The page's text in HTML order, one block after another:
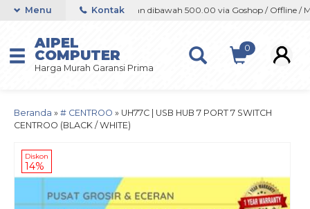
/ Marketplace Orderan dibawah 500.00 via Goshop / Offline /
Menu Kontak
AIPEL
COMPUTER
Harga Murah Garansi Prima
0
Beranda » # CENTROO » UH77C | USB HUB 7 PORT 7 SWITCH
CENTROO (BLACK / WHITE)
Diskon
14%